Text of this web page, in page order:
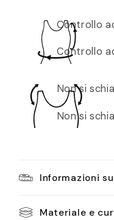
Controllo
Controllo
Non si
Non si
Informazioni
Materiale e